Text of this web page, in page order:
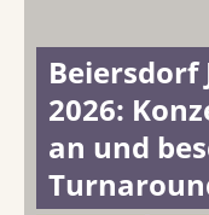
Beiersdorf
2026:
an und